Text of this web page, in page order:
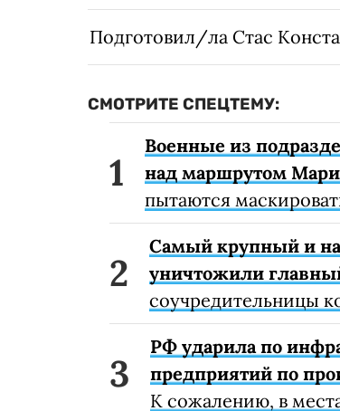
Подготовил/ла Стас
СМОТРИТЕ СПЕЦТЕМУ:
Военные из
над маршрутом
пытаются
Самый крупный и
уничтожили
соучредительницы
РФ ударила по
предприятий по
К сожалению, в